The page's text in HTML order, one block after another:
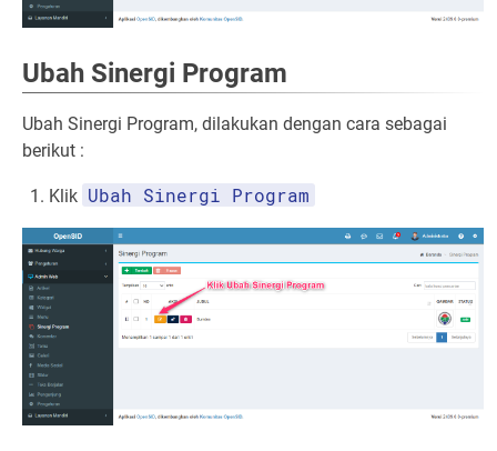
Ubah Sinergi Program
Ubah Sinergi Program, dilakukan dengan cara sebagai
berikut :
Klik Ubah Sinergi Program